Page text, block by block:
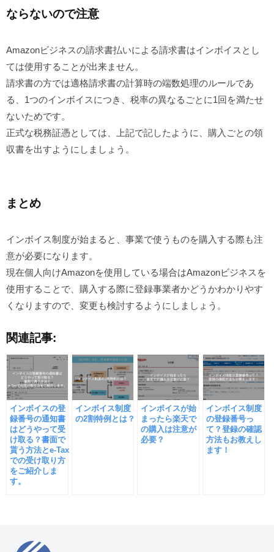
ならないので注意
Amazonビジネスの請求書払いによる請求書はインボイスとし
ては使用することが出来ません。
請求書の方では適格請求書の計算時の端数処理のルールであ
る、1つのインボイスにつき、税率の異なるごとに1回を満たせ
ないためです。
正式な税務証憑としては、上記で記したように、購入ごとの領
収書を出すようにしましょう。
まとめ
インボイス制度が始まると、事業で使うものを購入する際も注
意が必要になります。
現在個人向けAmazonを使用している場合はAmazonビジネスを
使用することで、購入する際に登録事業者かどうかわかりやす
くなりますので、変更も検討するようにしましょう。
関連記事:
インボイスの登
録番号の通知書
はどうやって受
け取る？書面で
貰う方法とe-Tax
での受け取り方
をご紹介しま
す。
インボイス制度
の2割特例とは？
インボイスが始
まったら楽天で
の購入は注意が
必要？
インボイス制度
の登録番号っ
て？登録の確認
方法もお教えし
ます！